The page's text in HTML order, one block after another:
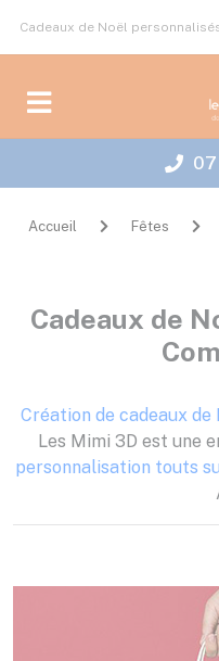
Cadeaux de Noël
07
Accueil Fêtes
Cadeaux de
Création de cadeaux de
Les Mimi 3D est une
personnalisation touts